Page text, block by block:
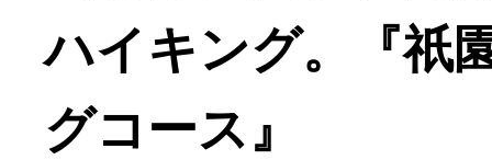
ハイキング。『祇
グコース』